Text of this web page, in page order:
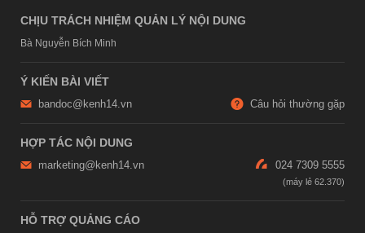
CHỊU TRÁCH NHIỆM QUẢN LÝ NỘI DUNG
Bà Nguyễn Bích Minh
Ý KIẾN BÀI VIẾT
bandoc@kenh14.vn Câu hỏi thường gặp
HỢP TÁC NỘI DUNG
marketing@kenh14.vn 024 7309 5555
HỖ TRỢ QUẢNG CÁO